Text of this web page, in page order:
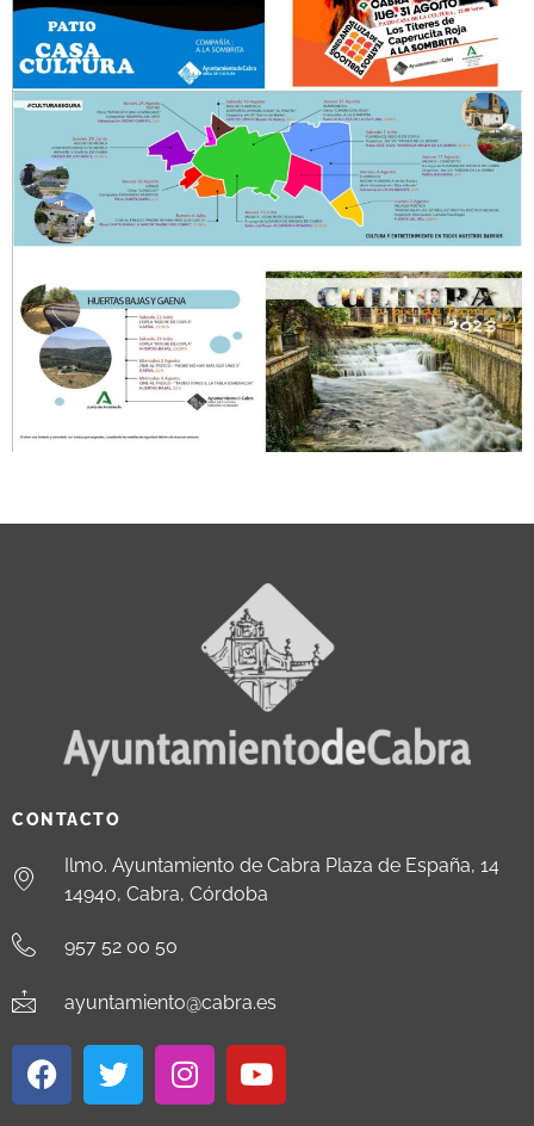
CONTACTO
Ilmo. Ayuntamiento de Cabra Plaza de España, 14
14940, Cabra, Córdoba
957 52 00 50
ayuntamiento@cabra.es